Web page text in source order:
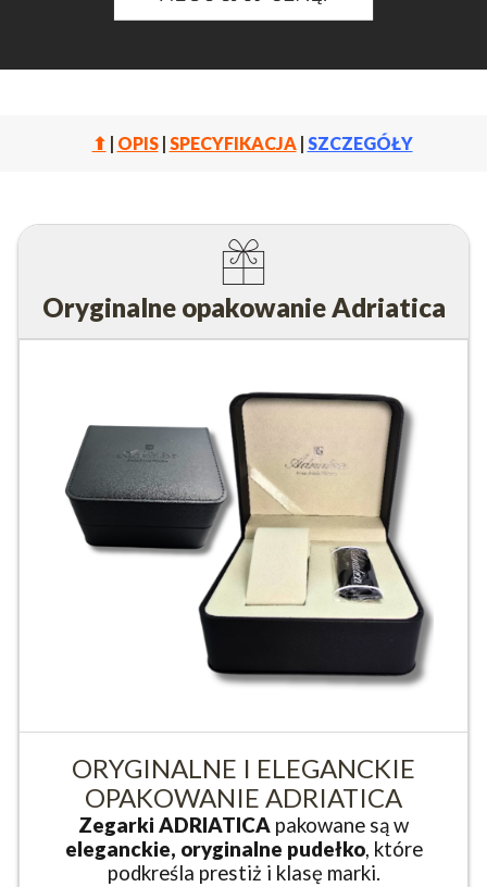
⬆ OPIS| SPECYFIKACJA| SZCZEGÓŁY
Oryginalne opakowanie Adriatica
ORYGINALNE I ELEGANCKIE
OPAKOWANIE ADRIATICA
Zegarki ADRIATICA pakowane są w
eleganckie, oryginalne pudełko, które
podkreśla prestiż i klasę marki.